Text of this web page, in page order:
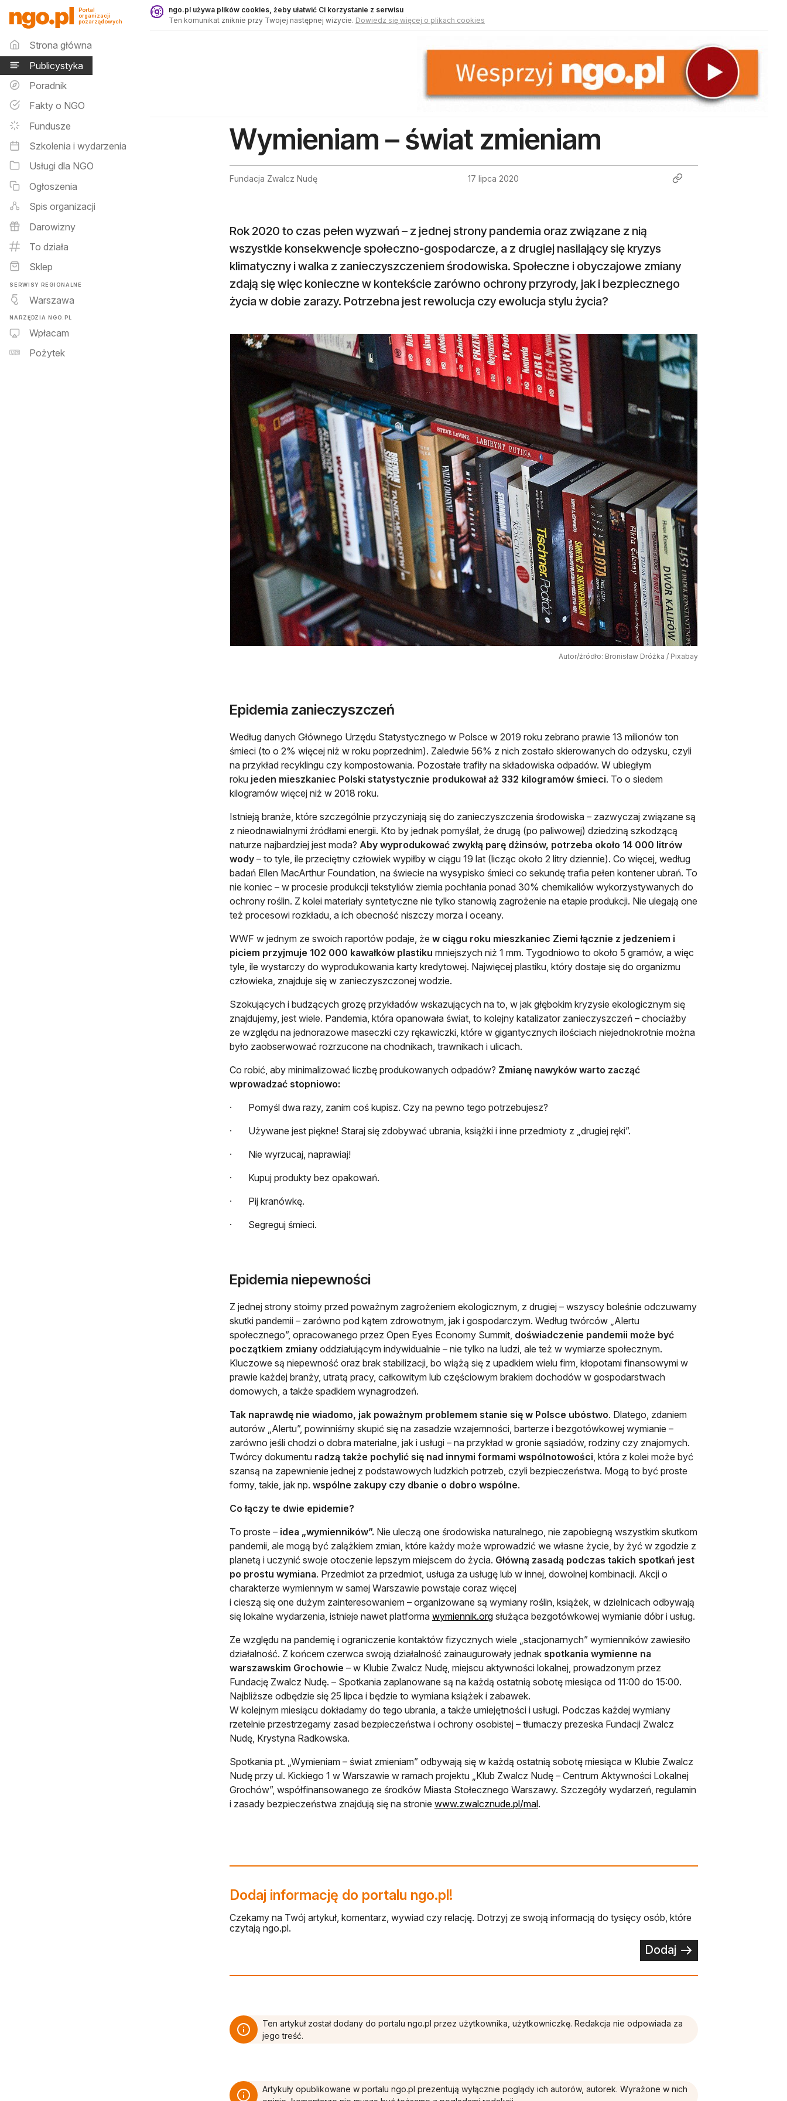
Publicystyka - ngo.pl
Portal
organizacji
pozarządowych
Menu główne
Strona główna
Publicystyka
Poradnik
Fakty o NGO
Fundusze
Szkolenia i wydarzenia
Usługi dla NGO
Ogłoszenia
Spis organizacji
Darowizny
To działa
Sklep
SERWISY REGIONALNE
Warszawa
NARZĘDZIA NGO.PL
Wpłacam
Pożytek
ngo.pl używa plików cookies, żeby ułatwić Ci korzystanie z serwisu
Ten komunikat zniknie przy Twojej następnej wizycie. Dowiedz się więcej o plikach cookies
Wymieniam – świat zmieniam
Fundacja Zwalcz Nudę 17 lipca 2020
Rok 2020 to czas pełen wyzwań – z jednej strony pandemia oraz związane z nią
wszystkie konsekwencje społeczno-gospodarcze, a z drugiej nasilający się kryzys
klimatyczny i walka z zanieczyszczeniem środowiska. Społeczne i obyczajowe zmiany
zdają się więc konieczne w kontekście zarówno ochrony przyrody, jak i bezpiecznego
życia w dobie zarazy. Potrzebna jest rewolucja czy ewolucja stylu życia?
Autor/źródło: Bronisław Dróżka / Pixabay
Epidemia zanieczyszczeń
Według danych Głównego Urzędu Statystycznego w Polsce w 2019 roku zebrano prawie 13 milionów ton
śmieci (to o 2% więcej niż w roku poprzednim). Zaledwie 56% z nich zostało skierowanych do odzysku, czyli
na przykład recyklingu czy kompostowania. Pozostałe trafiły na składowiska odpadów. W ubiegłym
roku jeden mieszkaniec Polski statystycznie produkował aż 332 kilogramów śmieci. To o siedem
kilogramów więcej niż w 2018 roku.
Istnieją branże, które szczególnie przyczyniają się do zanieczyszczenia środowiska – zazwyczaj związane są
z nieodnawialnymi źródłami energii. Kto by jednak pomyślał, że drugą (po paliwowej) dziedziną szkodzącą
naturze najbardziej jest moda? Aby wyprodukować zwykłą parę dżinsów, potrzeba około 14 000 litrów
wody – to tyle, ile przeciętny człowiek wypiłby w ciągu 19 lat (licząc około 2 litry dziennie). Co więcej, według
badań Ellen MacArthur Foundation, na świecie na wysypisko śmieci co sekundę trafia pełen kontener ubrań. To
nie koniec – w procesie produkcji tekstyliów ziemia pochłania ponad 30% chemikaliów wykorzystywanych do
ochrony roślin. Z kolei materiały syntetyczne nie tylko stanowią zagrożenie na etapie produkcji. Nie ulegają one
też procesowi rozkładu, a ich obecność niszczy morza i oceany.
WWF w jednym ze swoich raportów podaje, że w ciągu roku mieszkaniec Ziemi łącznie z jedzeniem i
piciem przyjmuje 102 000 kawałków plastiku mniejszych niż 1 mm. Tygodniowo to około 5 gramów, a więc
tyle, ile wystarczy do wyprodukowania karty kredytowej. Najwięcej plastiku, który dostaje się do organizmu
człowieka, znajduje się w zanieczyszczonej wodzie.
Szokujących i budzących grozę przykładów wskazujących na to, w jak głębokim kryzysie ekologicznym się
znajdujemy, jest wiele. Pandemia, która opanowała świat, to kolejny katalizator zanieczyszczeń – chociażby
ze względu na jednorazowe maseczki czy rękawiczki, które w gigantycznych ilościach niejednokrotnie można
było zaobserwować rozrzucone na chodnikach, trawnikach i ulicach.
Co robić, aby minimalizować liczbę produkowanych odpadów? Zmianę nawyków warto zacząć
wprowadzać stopniowo:
· Pomyśl dwa razy, zanim coś kupisz. Czy na pewno tego potrzebujesz?
· Używane jest piękne! Staraj się zdobywać ubrania, książki i inne przedmioty z „drugiej ręki”.
· Nie wyrzucaj, naprawiaj!
· Kupuj produkty bez opakowań.
· Pij kranówkę.
· Segreguj śmieci.
Epidemia niepewności
Z jednej strony stoimy przed poważnym zagrożeniem ekologicznym, z drugiej – wszyscy boleśnie odczuwamy
skutki pandemii – zarówno pod kątem zdrowotnym, jak i gospodarczym. Według twórców „Alertu
społecznego”, opracowanego przez Open Eyes Economy Summit, doświadczenie pandemii może być
początkiem zmiany oddziałującym indywidualnie – nie tylko na ludzi, ale też w wymiarze społecznym.
Kluczowe są niepewność oraz brak stabilizacji, bo wiążą się z upadkiem wielu firm, kłopotami finansowymi w
prawie każdej branży, utratą pracy, całkowitym lub częściowym brakiem dochodów w gospodarstwach
domowych, a także spadkiem wynagrodzeń.
Tak naprawdę nie wiadomo, jak poważnym problemem stanie się w Polsce ubóstwo. Dlatego, zdaniem
autorów „Alertu”, powinniśmy skupić się na zasadzie wzajemności, barterze i bezgotówkowej wymianie –
zarówno jeśli chodzi o dobra materialne, jak i usługi – na przykład w gronie sąsiadów, rodziny czy znajomych.
Twórcy dokumentu radzą także pochylić się nad innymi formami wspólnotowości , która z kolei może być
szansą na zapewnienie jednej z podstawowych ludzkich potrzeb, czyli bezpieczeństwa. Mogą to być proste
formy, takie, jak np. wspólne zakupy czy dbanie o dobro wspólne.
Co łączy te dwie epidemie?
To proste – idea „wymienników”. Nie uleczą one środowiska naturalnego, nie zapobiegną wszystkim skutkom
pandemii, ale mogą być zalążkiem zmian, które każdy może wprowadzić we własne życie, by żyć w zgodzie z
planetą i uczynić swoje otoczenie lepszym miejscem do życia. Główną zasadą podczas takich spotkań jest
po prostu wymiana. Przedmiot za przedmiot, usługa za usługę lub w innej, dowolnej kombinacji. Akcji o
charakterze wymiennym w samej Warszawie powstaje coraz więcej
i cieszą się one dużym zainteresowaniem – organizowane są wymiany roślin, książek, w dzielnicach odbywają
się lokalne wydarzenia, istnieje nawet platforma wymiennik.orgotwiera się w nowej karcie
służąca bezgotówkowej wymianie dóbr i usług.
Ze względu na pandemię i ograniczenie kontaktów fizycznych wiele „stacjonarnych” wymienników zawiesiło
działalność. Z końcem czerwca swoją działalność zainaugurowały jednak spotkania wymienne na
warszawskim Grochowie – w Klubie Zwalcz Nudę, miejscu aktywności lokalnej, prowadzonym przez
Fundację Zwalcz Nudę. – Spotkania zaplanowane są na każdą ostatnią sobotę miesiąca od 11:00 do 15:00.
Najbliższe odbędzie się 25 lipca i będzie to wymiana książek i zabawek.
W kolejnym miesiącu dokładamy do tego ubrania, a także umiejętności i usługi. Podczas każdej wymiany
rzetelnie przestrzegamy zasad bezpieczeństwa i ochrony osobistej – tłumaczy prezeska Fundacji Zwalcz
Nudę, Krystyna Radkowska.
Spotkania pt. „Wymieniam – świat zmieniam” odbywają się w każdą ostatnią sobotę miesiąca w Klubie Zwalcz
Nudę przy ul. Kickiego 1 w Warszawie w ramach projektu „Klub Zwalcz Nudę – Centrum Aktywności Lokalnej
Grochów”, współfinansowanego ze środków Miasta Stołecznego Warszawy. Szczegóły wydarzeń, regulamin
i zasady bezpieczeństwa znajdują się na stronie www.zwalcznude.pl/malotwiera się w nowej karcie
.
Dodaj informację do portalu ngo.pl!
Czekamy na Twój artykuł, komentarz, wywiad czy relację. Dotrzyj ze swoją informacją do tysięcy osób, które
czytają ngo.pl.
Dodaj
Ten artykuł został dodany do portalu ngo.pl przez użytkownika, użytkowniczkę. Redakcja nie odpowiada za
jego treść.
Artykuły opublikowane w portalu ngo.pl prezentują wyłącznie poglądy ich autorów, autorek. Wyrażone w nich